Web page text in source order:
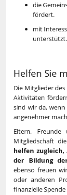
die
fördert.
mit
unterstützt.
Helfen Sie
Die Mitglieder
Aktivitäten
sind wir da,
angenehmer
Eltern,
Mitgliedschaft
helfen
der Bildung
ebenso freuen
oder anderen
finanzielle